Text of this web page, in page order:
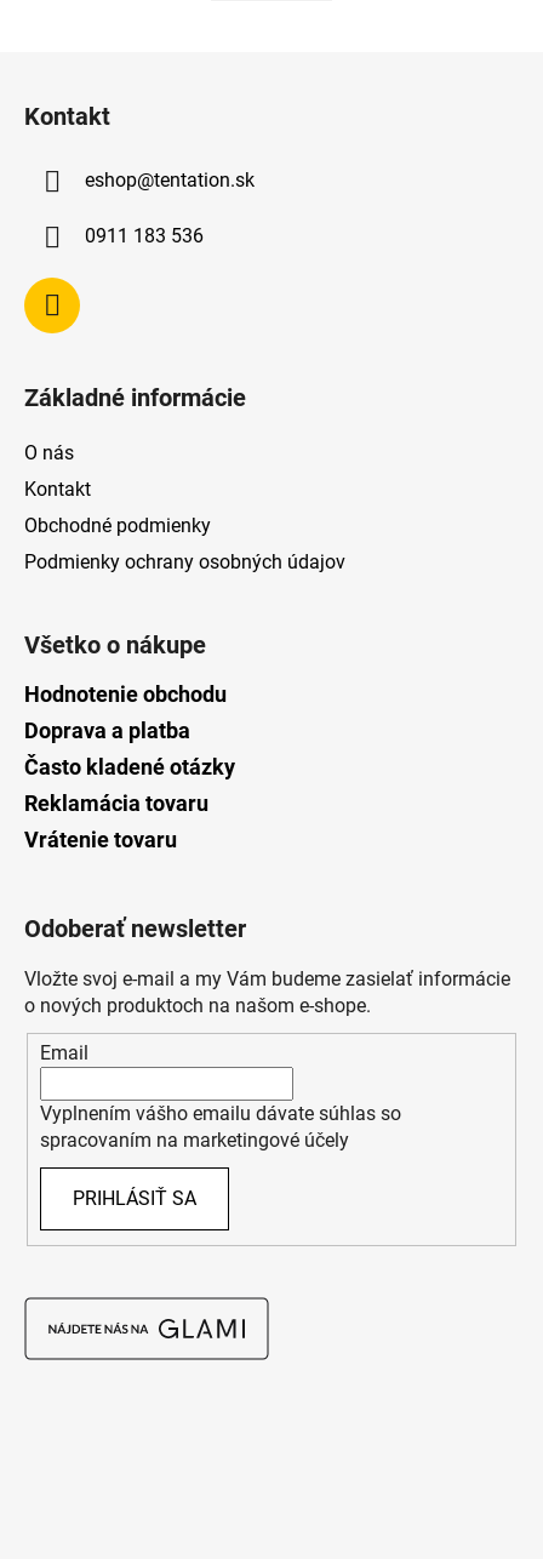
Kontakt
eshop@tentation.sk
0911 183 536
Základné informácie
O nás
Kontakt
Obchodné podmienky
Podmienky ochrany osobných údajov
Všetko o nákupe
Hodnotenie obchodu
Doprava a platba
Často kladené otázky
Reklamácia tovaru
Vrátenie tovaru
Odoberať newsletter
Vložte svoj e-mail a my Vám budeme zasielať informácie
o nových produktoch na našom e-shope.
Email
Vyplnením vášho emailu dávate súhlas so
spracovaním na marketingové účely
PRIHLÁSIŤ SA